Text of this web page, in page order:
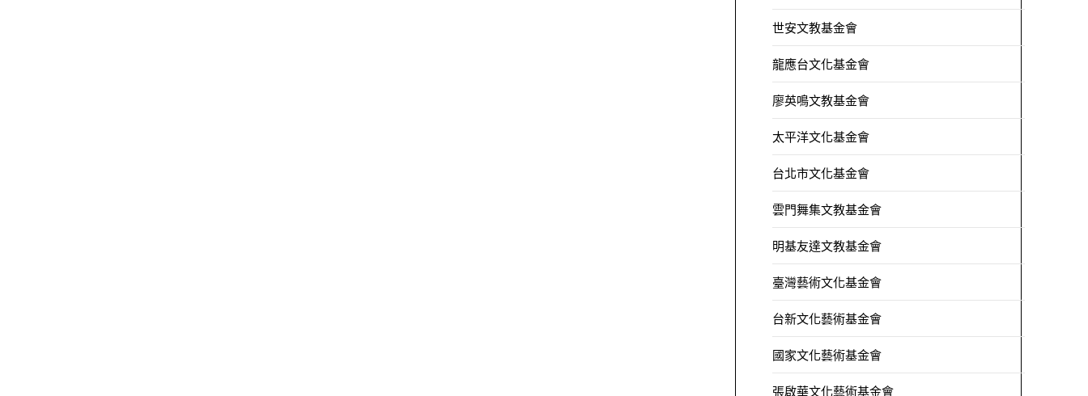
世安文教基金會
龍應台文化基金會
廖英鳴文教基金會
太平洋文化基金會
台北市文化基金會
雲門舞集文教基金會
明基友達文教基金會
臺灣藝術文化基金會
台新文化藝術基金會
國家文化藝術基金會
張啟華文化藝術基金會